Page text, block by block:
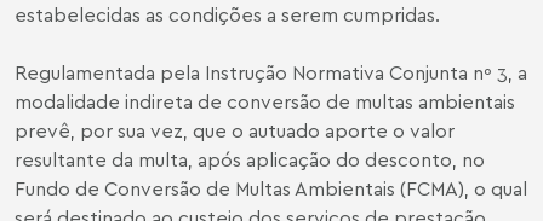
estabelecidas as condições a serem cumpridas.
Regulamentada pela Instrução Normativa Conjunta nº 3, a
modalidade indireta de conversão de multas ambientais
prevê, por sua vez, que o autuado aporte o valor
resultante da multa, após aplicação do desconto, no
Fundo de Conversão de Multas Ambientais (FCMA), o qual